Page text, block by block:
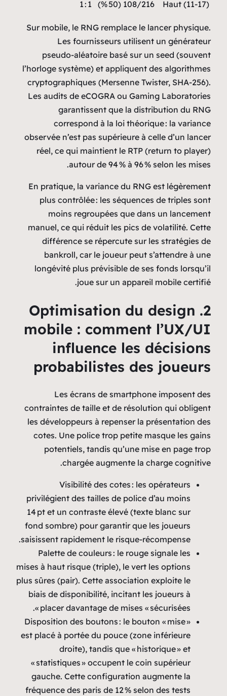
Haut (11‑17)
108/216 (50 %)
1 : 1
Sur mobile, le RNG remplace le lancer physique.
Les fournisseurs utilisent un générateur
pseudo‑aléatoire basé sur un seed (souvent
l’horloge système) et appliquent des algorithmes
cryptographiques (Mersenne Twister, SHA‑256).
Les audits de eCOGRA ou Gaming Laboratories
garantissent que la distribution du RNG
correspond à la loi théorique : la variance
observée n’est pas supérieure à celle d’un lancer
réel, ce qui maintient le RTP (return to player)
autour de 94 % à 96 % selon les mises.
En pratique, la variance du RNG est légèrement
plus contrôlée : les séquences de triples sont
moins regroupées que dans un lancement
manuel, ce qui réduit les pics de volatilité. Cette
différence se répercute sur les stratégies de
bankroll, car le joueur peut s’attendre à une
longévité plus prévisible de ses fonds lorsqu’il
joue sur un appareil mobile certifié.
2. Optimisation du design
mobile : comment l’UX/UI
influence les décisions
probabilistes des joueurs
Les écrans de smartphone imposent des
contraintes de taille et de résolution qui obligent
les développeurs à repenser la présentation des
cotes. Une police trop petite masque les gains
potentiels, tandis qu’une mise en page trop
chargée augmente la charge cognitive.
Visibilité des cotes : les opérateurs
privilégient des tailles de police d’au moins
14 pt et un contraste élevé (texte blanc sur
fond sombre) pour garantir que les joueurs
saisissent rapidement le risque‑récompense.
Palette de couleurs : le rouge signale les
mises à haut risque (triple), le vert les options
plus sûres (pair). Cette association exploite le
biais de disponibilité, incitant les joueurs à
placer davantage de mises « sécurisées ».
Disposition des boutons : le bouton « mise »
est placé à portée du pouce (zone inférieure
droite), tandis que « historique » et
« statistiques » occupent le coin supérieur
gauche. Cette configuration augmente la
fréquence des paris de 12 % selon des tests